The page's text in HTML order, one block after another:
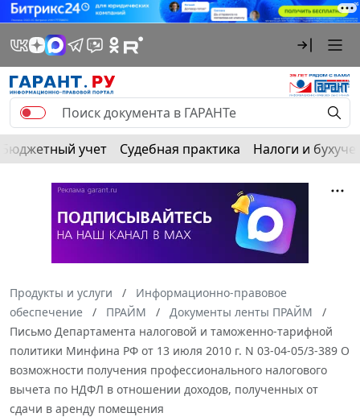
Бюджетный учет Судебная практика Налоги и
Продукты и услуги
Информационно-правовое
обеспечение
ПРАЙМ
Документы ленты ПРАЙМ
Письмо Департамента налоговой и таможенно-тарифной
политики Минфина РФ от 13 июля 2010 г. N 03-04-05/3-389 О
возможности получения профессионального налогового
вычета по НДФЛ в отношении доходов, полученных от
сдачи в аренду помещения